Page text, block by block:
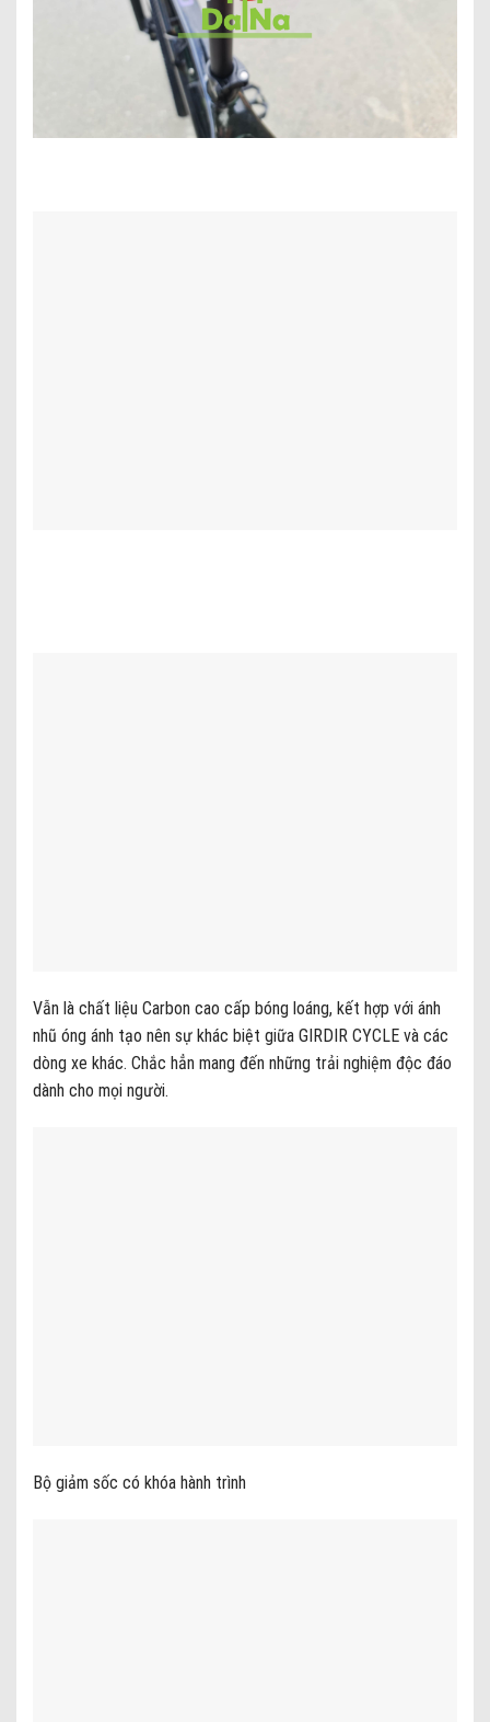
Vẫn là chất liệu Carbon cao cấp bóng loáng, kết hợp với ánh
nhũ óng ánh tạo nên sự khác biệt giữa GIRDIR CYCLE và các
dòng xe khác. Chắc hẳn mang đến những trải nghiệm độc đáo
dành cho mọi người.
Bộ giảm sốc có khóa hành trình